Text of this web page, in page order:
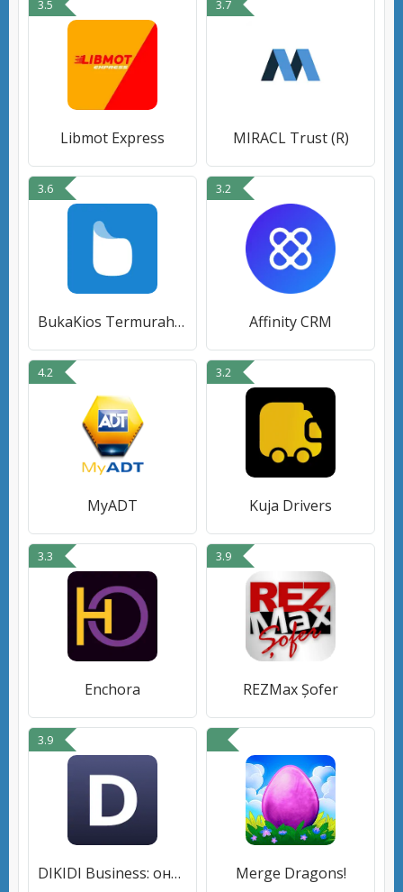
3.5
Libmot Express
3.7
MIRACL Trust (R)
3.6
BukaKios Termurah & Terlengkap
3.2
Affinity CRM
4.2
MyADT
3.2
Kuja Drivers
3.3
Enchora
3.9
REZMax Șofer
3.9
DIKIDI Business: онлайн запись Merge Dragons!